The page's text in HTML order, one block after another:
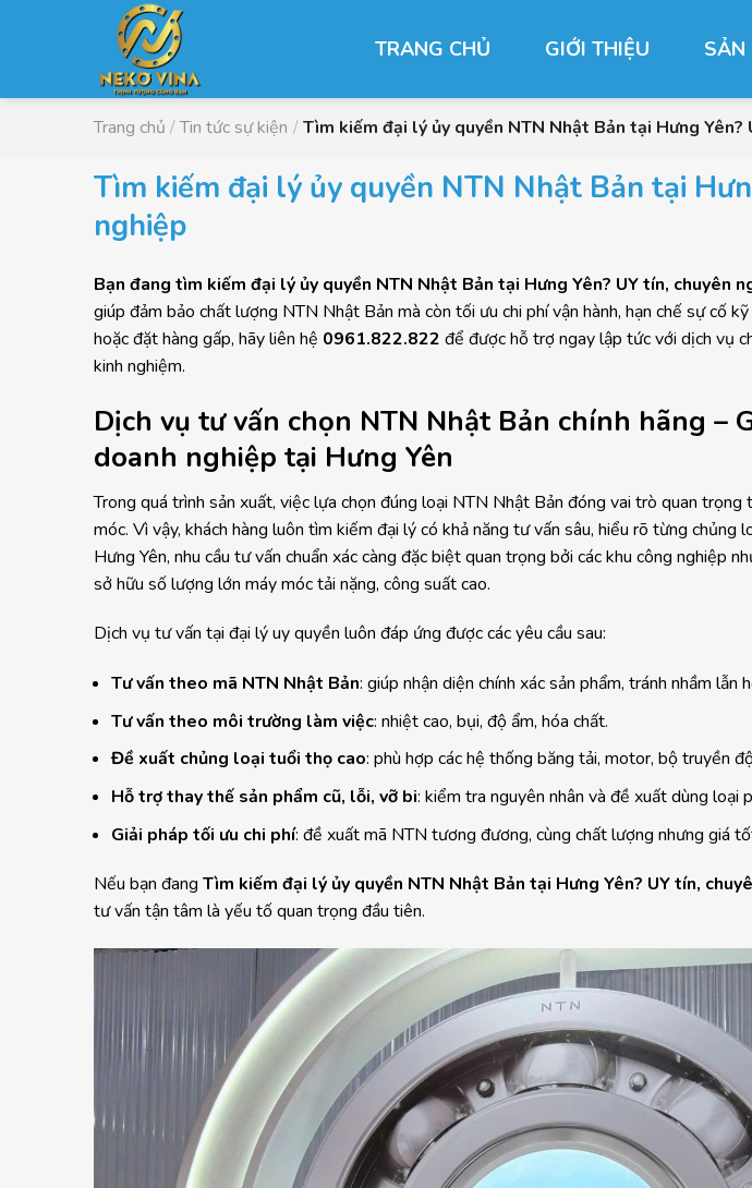
dung
TRANG CHỦ GIỚI THIỆU SẢN
Trang chủ / Tin tức sự kiện / Tìm kiếm đại lý ủy quyền NTN Nhật Bản tại Hưng Yên?
Tìm kiếm đại lý ủy quyền NTN Nhật Bản tại
nghiệp
Bạn đang tìm kiếm đại lý ủy quyền NTN Nhật Bản tại Hưng Yên? UY tín, chuyên
giúp đảm bảo chất lượng NTN Nhật Bản mà còn tối ưu chi phí vận hành, hạn chế sự cố
hoặc đặt hàng gấp, hãy liên hệ 0961.822.822 để được hỗ trợ ngay lập tức với dịch vụ
kinh nghiệm.
Dịch vụ tư vấn chọn NTN Nhật Bản chính hãng –
doanh nghiệp tại Hưng Yên
Trong quá trình sản xuất, việc lựa chọn đúng loại NTN Nhật Bản đóng vai trò quan
móc. Vì vậy, khách hàng luôn tìm kiếm đại lý có khả năng tư vấn sâu, hiểu rõ từng chủng
Hưng Yên, nhu cầu tư vấn chuẩn xác càng đặc biệt quan trọng bởi các khu công nghiệp
sở hữu số lượng lớn máy móc tải nặng, công suất cao.
Dịch vụ tư vấn tại đại lý uy quyền luôn đáp ứng được các yêu cầu sau:
Tư vấn theo mã NTN Nhật Bản: giúp nhận diện chính xác sản phẩm, tránh nhầm lẫn
Tư vấn theo môi trường làm việc: nhiệt cao, bụi, độ ẩm, hóa chất.
Đề xuất chủng loại tuổi thọ cao: phù hợp các hệ thống băng tải, motor, bộ truyền
Hỗ trợ thay thế sản phẩm cũ, lỗi, vỡ bi: kiểm tra nguyên nhân và đề xuất dùng loại
Giải pháp tối ưu chi phí: đề xuất mã NTN tương đương, cùng chất lượng nhưng giá
Nếu bạn đang Tìm kiếm đại lý ủy quyền NTN Nhật Bản tại Hưng Yên? UY tín,
tư vấn tận tâm là yếu tố quan trọng đầu tiên.